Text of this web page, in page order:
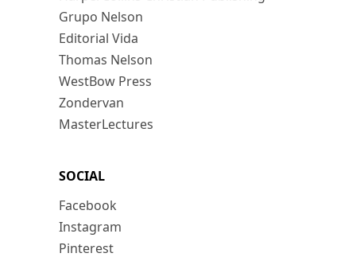
Grupo Nelson
Editorial Vida
Thomas Nelson
WestBow Press
Zondervan
MasterLectures
SOCIAL
Facebook
Instagram
Pinterest